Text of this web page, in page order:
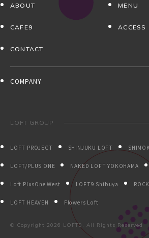
ABOUT MENU
CAFE9 ACCESS
CONTACT
COMPANY
LOFT GROUP
LOFT PROJECT SHINJUKU LOFT
LOFT/PLUS ONE NAKED LOFT YOKOHAMA
Loft PlusOne West LOFT9 Shibuya
LOFT HEAVEN Flowers Loft
© Copyright 2026 LOFT9. All Rights Reserved